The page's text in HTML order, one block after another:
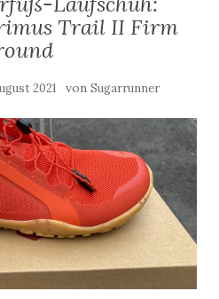
Trail II Firm
2021 von Sugarrunner